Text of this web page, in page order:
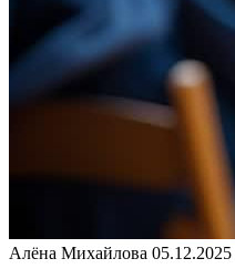
Алёна Михайлова 05.12.2025